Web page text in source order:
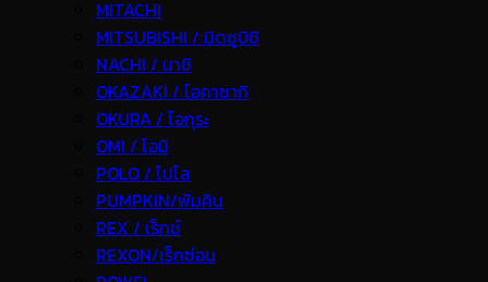
MITACHI
MITSUBISHI / มิตซูบิชิ
NACHI / นาชิ
OKAZAKI / โอคาซากิ
OKURA / โอกุระ
OMI / โอมิ
POLO / โปโล
PUMPKIN/พัมคิน
REX / เร็กช์
REXON/เร็กซ่อน